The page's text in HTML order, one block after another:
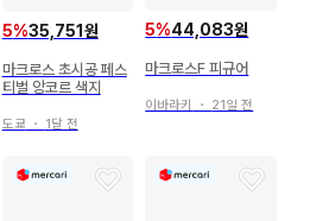
5%35,751원
마크로스 초시공 페스
티벌 앙코르 색지
도쿄 ・ 1달 전
5%44,083원
마크로스F 피규어
이바라키 ・ 21일 전